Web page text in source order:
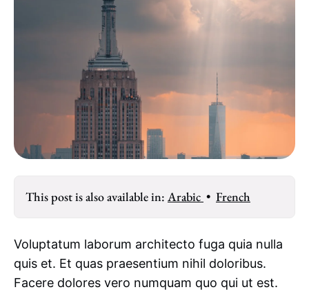
This post is also available in: Arabic • French
Voluptatum laborum architecto fuga quia nulla
quis et. Et quas praesentium nihil doloribus.
Facere dolores vero numquam quo qui ut est.